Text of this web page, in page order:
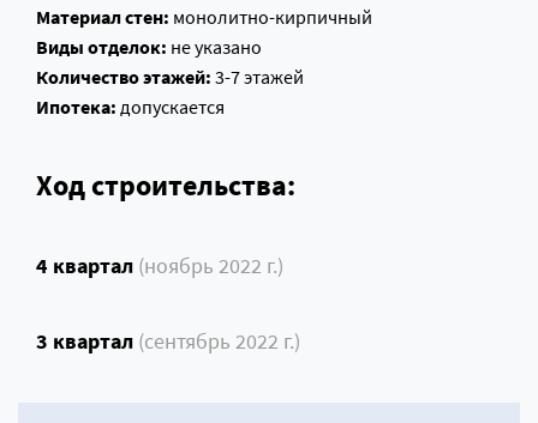
Материал стен: монолитно-кирпичный
Виды отделок: не указано
Количество этажей: 3-7 этажей
Ипотека: допускается
Ход строительства:
4 квартал (ноябрь 2022 г.)
3 квартал (сентябрь 2022 г.)